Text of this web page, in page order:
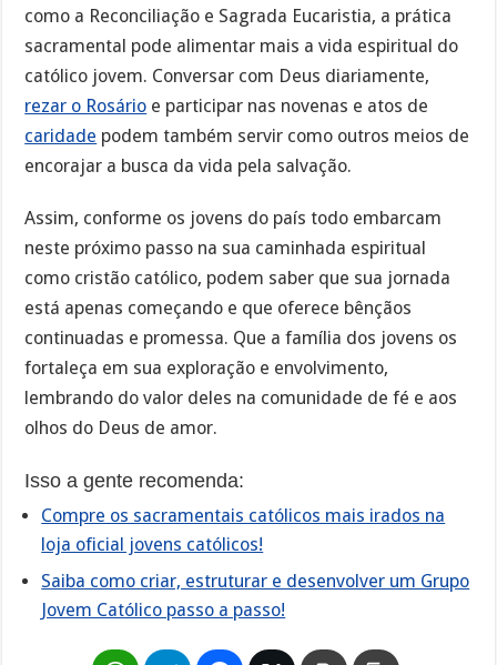
como a Reconciliação e Sagrada Eucaristia, a prática
sacramental pode alimentar mais a vida espiritual do
católico jovem. Conversar com Deus diariamente,
rezar o Rosário e participar nas novenas e atos de
caridade podem também servir como outros meios de
encorajar a busca da vida pela salvação.
Assim, conforme os jovens do país todo embarcam
neste próximo passo na sua caminhada espiritual
como cristão católico, podem saber que sua jornada
está apenas começando e que oferece bênçãos
continuadas e promessa. Que a família dos jovens os
fortaleça em sua exploração e envolvimento,
lembrando do valor deles na comunidade de fé e aos
olhos do Deus de amor.
Isso a gente recomenda:
Compre os sacramentais católicos mais irados na
loja oficial jovens católicos!
Saiba como criar, estruturar e desenvolver um Grupo
Jovem Católico passo a passo!